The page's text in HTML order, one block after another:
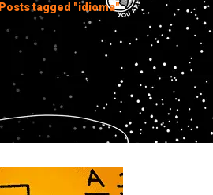
Posts tagged "idioma"